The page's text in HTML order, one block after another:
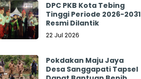
DPC PKB Kota Tebing
Tinggi Periode 2026-2031
Resmi Dilantik
22 Jul 2026
Pokdakan Maju Jaya
Desa Sanggapati Tapsel